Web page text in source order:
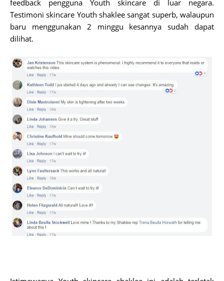
feedback pengguna Youth skincare di luar negara.
Testimoni skincare Youth shaklee sangat superb, walaupun
baru menggunakan 2 minggu kesannya sudah dapat
dilihat.